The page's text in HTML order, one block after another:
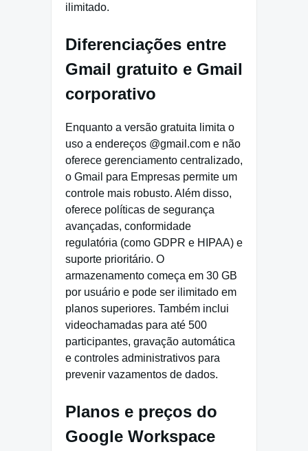
ilimitado.
Diferenciações entre
Gmail gratuito e Gmail
corporativo
Enquanto a versão gratuita limita o
uso a endereços @gmail.com e não
oferece gerenciamento centralizado,
o Gmail para Empresas permite um
controle mais robusto. Além disso,
oferece políticas de segurança
avançadas, conformidade
regulatória (como GDPR e HIPAA) e
suporte prioritário. O
armazenamento começa em 30 GB
por usuário e pode ser ilimitado em
planos superiores. Também inclui
videochamadas para até 500
participantes, gravação automática
e controles administrativos para
prevenir vazamentos de dados.
Planos e preços do
Google Workspace